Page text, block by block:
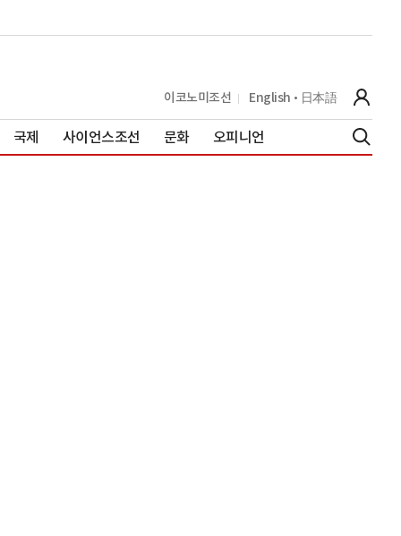
이코노미조선 English 日本語
국제 사이언스조선 문화 오피니언